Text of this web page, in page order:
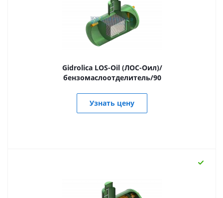
Gidrolica LOS-Oil (ЛОС-Оил)/
бензомаслоотделитель/90
Узнать цену